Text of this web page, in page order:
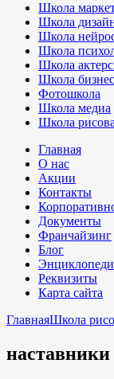
Школа
Школа
Школа
Школа
Школа
Школа
Фотошкола
Школа медиа
Школа
Главная
О нас
Акции
Контакты
Документы
Франчайзинг
Блог
Реквизиты
Карта сайта
ГлавнаяШкола